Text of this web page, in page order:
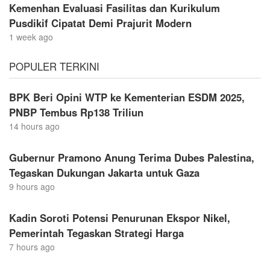
Kemenhan Evaluasi Fasilitas dan Kurikulum
Pusdikif Cipatat Demi Prajurit Modern
1 week ago
POPULER TERKINI
BPK Beri Opini WTP ke Kementerian ESDM 2025,
PNBP Tembus Rp138 Triliun
14 hours ago
Gubernur Pramono Anung Terima Dubes Palestina,
Tegaskan Dukungan Jakarta untuk Gaza
9 hours ago
Kadin Soroti Potensi Penurunan Ekspor Nikel,
Pemerintah Tegaskan Strategi Harga
7 hours ago